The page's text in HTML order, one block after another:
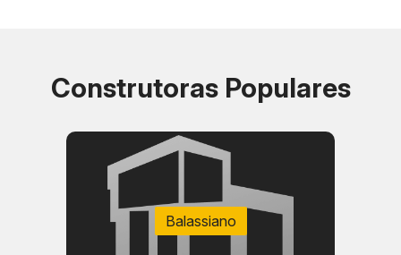
Construtoras Populares
Balassiano